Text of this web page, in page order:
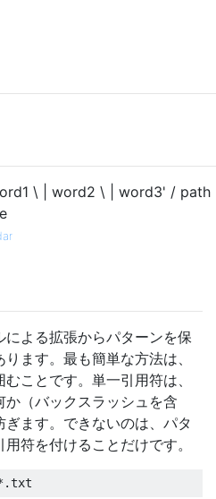
\ | word2 \ | word3' / path
による拡張からパターンを保
ます。最も簡単な方法は、
ことです。単一引用符は、
か（バックスラッシュを含
ぎます。できないのは、パタ
符を付けることだけです。
txt